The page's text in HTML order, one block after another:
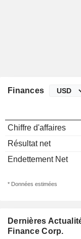
Dernières
Finance Corp.
Finances
Chiffre d'affaires
Résultat net
Endettement Net
* Données estimées